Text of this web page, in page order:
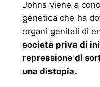
Johns viene a
genetica che ha
organi genitali di
società priva di
repressione di
una distopia.